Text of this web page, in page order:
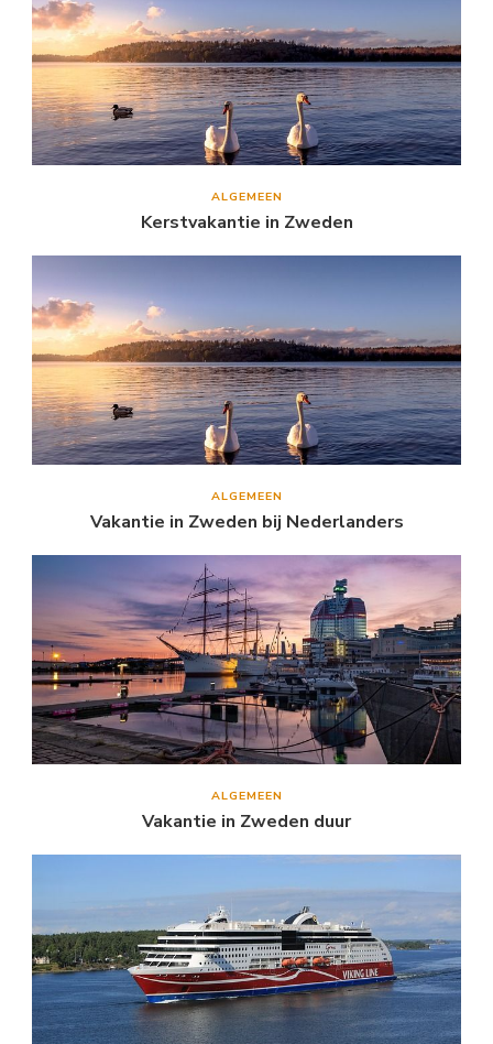
ALGEMEEN
Kerstvakantie in Zweden
ALGEMEEN
Vakantie in Zweden bij Nederlanders
ALGEMEEN
Vakantie in Zweden duur